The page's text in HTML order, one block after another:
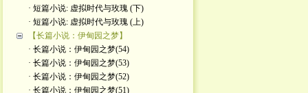
· 短篇小说: 虚拟时代与玫瑰 (下)
· 短篇小说: 虚拟时代与玫瑰 (上)
【长篇小说：伊甸园之梦】
· 长篇小说：伊甸园之梦(54)
· 长篇小说：伊甸园之梦(53)
· 长篇小说：伊甸园之梦(52)
· 长篇小说：伊甸园之梦(51)